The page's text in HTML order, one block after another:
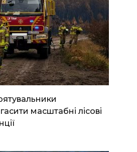
масштабні лісові